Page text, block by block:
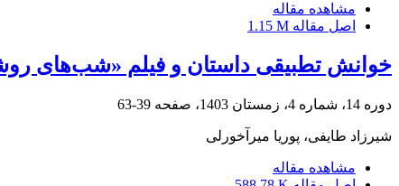
مشاهده مقاله
اصل مقاله 1.15 M
خوانش تطبیقی داستان و فیلم «شب‌های
دوره 14، شماره 4، زمستان 1403، صفحه 39-63
شیرزاد طایفی، پوریا میرآخورلی
مشاهده مقاله